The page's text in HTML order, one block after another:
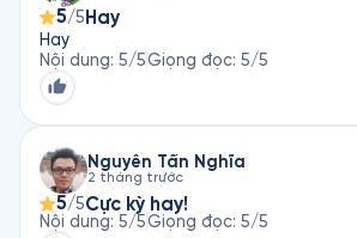
5/5 Hay
Hay
Nội dung: 5/5Giọng đọc: 5/5
Nguyễn Tấn Nghĩa
2 tháng trước
5/5Cực kỳ hay!
Nội dung: 5/5Giọng đọc: 5/5